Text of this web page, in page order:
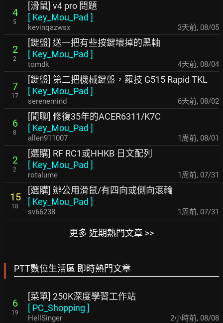
4
5
[滑鼠] v4 pro 問題
[ Key_Mou_Pad ]
kevinqazwsx 3天前, 08/05
2
2
[鍵盤] 送一把有些按鍵壞掉的黑軸
[ Key_Mou_Pad ]
tomdk 4天前, 08/04
7
17
[鍵盤] 第二把機械鍵盤，羅技 G515 Rapid TKL
[ Key_Mou_Pad ]
serenemind 6天前, 08/02
6
8
[閒聊] 修復35年的ACER6311/K7C
[ Key_Mou_Pad ]
allen911007 1周前, 08/01
2
2
[選購] RF RC1或HHKB 日文配列
[ Key_Mou_Pad ]
rotalume 1周前, 07/31
15
18
[選購] 辦公用滑鼠/有四向或側向滾輪
[ Key_Mou_Pad ]
sv66238 1周前, 07/31
更多 近期熱門文章 >>
PTT數位生活區 即時熱門文章
6
19
[菜單] 250K深度學習工作站
[ PC_Shopping ]
HellSinger 2小時前, 08/08